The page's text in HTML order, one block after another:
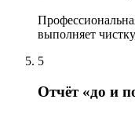
выполняет
5
Отчёт «до и